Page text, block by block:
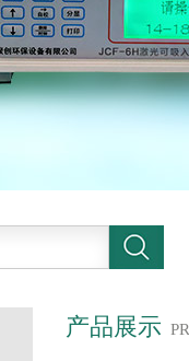
产品展示